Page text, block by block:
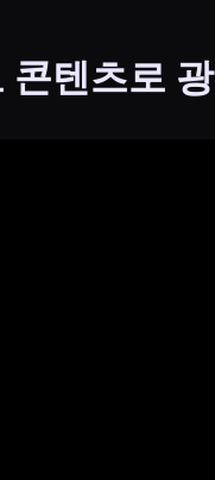
텐츠로